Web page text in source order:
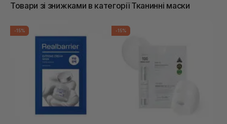
Товари зі знижками в категорії Тканинні маски
-15% -15%